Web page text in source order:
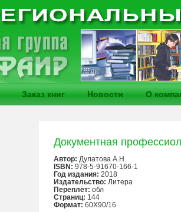
Заказ книг Новости О
Документная
Автор: Дулатова А.Н.
ISBN: 978-5-91670-166-1
Год издания: 2018
Издательство: Литера
Переплёт: обл
Страниц: 144
Формат: 60Х90/16